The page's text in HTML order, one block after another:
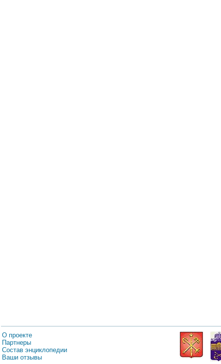
О проекте
Партнеры
Состав энциклопедии
Ваши отзывы